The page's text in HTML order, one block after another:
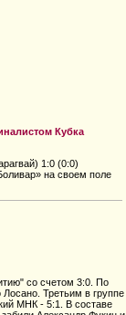
Кубка
1:0 (0:0)
на своем поле
со счетом 3:0. По
Третьим в группе
МНК - 5:1. В составе